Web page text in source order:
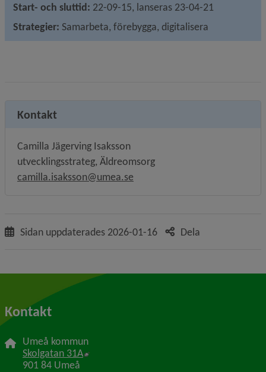
Start- och sluttid: 22-09-15, lanseras 23-04-21
Strategier: Samarbeta, förebygga, digitalisera
Kontakt
Camilla Jägerving Isaksson
utvecklingsstrateg, Äldreomsorg
camilla.isaksson@umea.se
Sidan uppdaterades 2026-01-16 Dela
Kontakt
Umeå kommun
Skolgatan 31A Länk till annan webbplats, öppnas i nytt
901 84 Umeå